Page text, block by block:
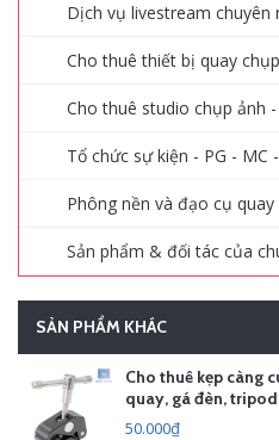
Dịch vụ livestream chuyên
Cho thuê thiết bị quay chụp
Cho thuê studio chụp ảnh
Tổ chức sự kiện - PG - MC
Phông nền và đạo cụ quay
Sản phẩm & đối tác của
SẢN PHẨM KHÁC
Cho thuê kẹp càng
quay, gá đèn, tripod
50.000₫